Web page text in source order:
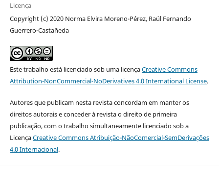
Licença
Copyright (c) 2020 Norma Elvira Moreno-Pérez, Raúl Fernando
Guerrero-Castañeda
Este trabalho está licenciado sob uma licençaCreative Commons
Attribution-NonCommercial-NoDerivatives 4.0 International License.
Autores que publicam nesta revista concordam em manter os
direitos autorais e conceder à revista o direito de primeira
publicação, com o trabalho simultaneamente licenciado sob a
LicençaCreative Commons Atribuição-NãoComercial-SemDerivações
4.0 Internacional.